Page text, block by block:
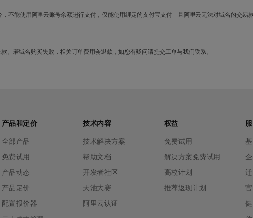
不能使用阿里云账号余额进行支付，仅能使用绑定的支付宝支付；且阿里云无法对域名的交易
。若域名购买失败，相关订单费用会退款，如您有疑问请提交工单与我们联系。